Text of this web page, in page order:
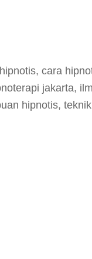
, cara
jakarta,
hipnotis,